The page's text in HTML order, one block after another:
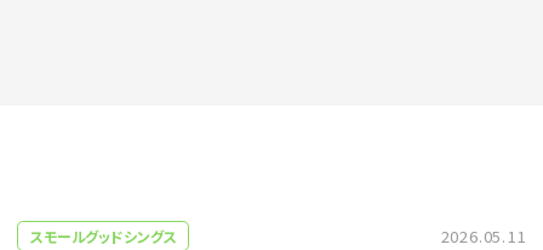
JEWELRY & WATCH
スモールグッドシングス 2026.05.11